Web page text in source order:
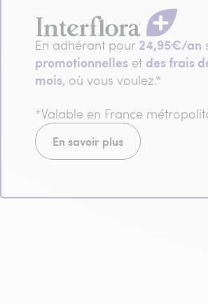
En adhérant pour 24,95€/an
promotionnelles et des frais
mois, où vous voulez.*
*Valable en France
En savoir plus